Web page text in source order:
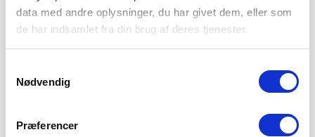
data med andre oplysninger, du har givet dem, eller som
de har indsamlet fra din brug af deres tjenester.
Nødvendig
Præferencer
lyseblå, når turen går til Brøndby
LÆS MERE